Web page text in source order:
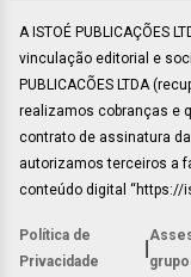
A ISTOÉ PUBLICAÇÕES
vinculação editorial e
PUBLICACÕES LTDA
realizamos cobranças e
contrato de assinatura
autorizamos terceiros a
conteúdo digital “https://
Política de
Privacidade